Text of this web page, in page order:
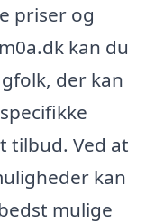
priser og
kan du
der kan
tilbud. Ved at
kan
mulige